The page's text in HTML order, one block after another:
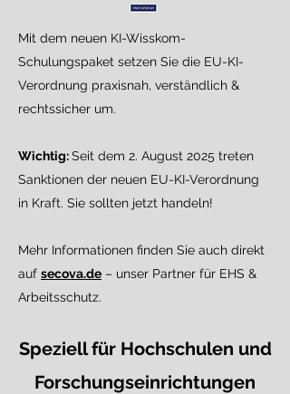
Mit dem neuen KI-Wisskom-
Schulungspaket setzen Sie die EU-KI-
Verordnung praxisnah, verständlich &
rechtssicher um.
Wichtig:Seit dem 2. August 2025 treten
Sanktionen der neuen EU-KI-Verordnung
in Kraft. Sie sollten jetzt handeln!
Mehr Informationen finden Sie auch direkt
auf secova.de – unser Partner für EHS &
Arbeitsschutz.
Speziell für Hochschulen und
Forschungseinrichtungen